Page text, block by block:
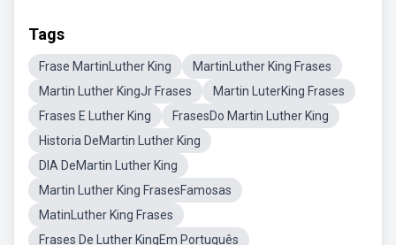
Tags
Frase MartinLuther King
MartinLuther King Frases
Martin Luther KingJr Frases
Martin LuterKing Frases
Frases E Luther King
FrasesDo Martin Luther King
Historia DeMartin Luther King
DIA DeMartin Luther King
Martin Luther King FrasesFamosas
MatinLuther King Frases
Frases De Luther KingEm Português